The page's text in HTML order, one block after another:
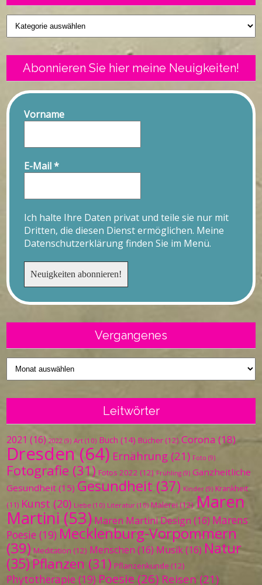
Geschriebenes
Abonnieren Sie hier meine Neuigkeiten!
Vorname
E-Mail*
Ich halte Ihre Daten privat und teile sie nur mit
Dritten, die diesen Dienst ermöglichen. Meine
Datenschutzerklärung finden Sie im Menü.
Vergangenes
Vergangenes
Leitwörter
2021 (16) 2022 (9) Art (10) Buch (14) Bücher (12) Corona (18)
Dresden (64) Ernährung (21) Foto (9)
Fotografie (31) Fotos 2022 (12) Frühling (9) Ganzheitliche
Gesundheit (15) Gesundheit (37) Kinder (9) Krankheit
(11) Kunst (20) Liebe (10) Literatur (10) Malerei (12) Maren
Martini (53) Maren Martini Design (16) Marens
Poesie (19) Mecklenburg-Vorpommern
(39) Meditation (12) Menschen (16) Musik(16) Natur
(35) Pflanzen (31) Pflanzenkunde (12)
Phytotherapie (19) Poesie (26) Reisen (21)